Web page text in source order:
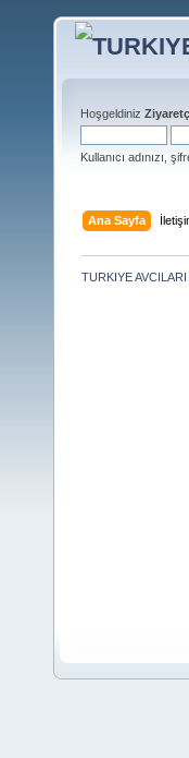
Hoşgeldiniz
Kullanıcı adınızı,
Ana Sayfa
TURKIYE